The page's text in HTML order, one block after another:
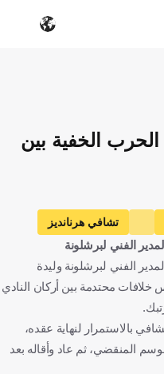
الخفية بين
تشافي هرنانديز
الفني لبرشلونة
الفني لبرشلونة وليدة
محتدمة بين أركان النادي
بالاستمرار لنهاية عقده،
المنقضي، ثم عاد وأقاله بعد